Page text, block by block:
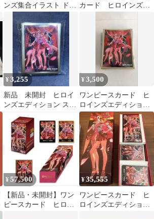
ンズ集合イラスト ド
ン!!カード＆スリーブ
各10枚セット
カード ヒロインズ
¥3,255
新品 未開封 ヒロイ
ンズエディション スペ
ブ 70枚
¥3,500
ワンピースカード ヒ
ロインズエディション
スペシャルセット スリ
ーブ
¥ 57,500
【新品・未開封】ワン
ピースカード ヒロイ
¥35,555
ワンピースカード ヒ
ロインズエディショ